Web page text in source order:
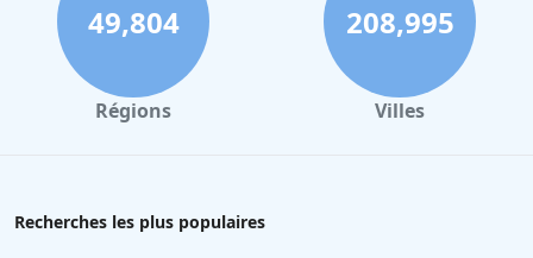
49,804
Régions
208,995
Villes
Recherches les plus populaires